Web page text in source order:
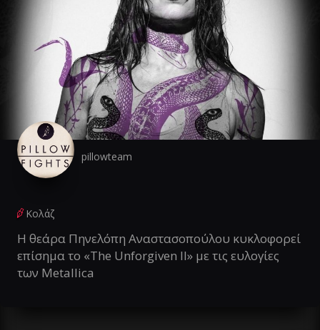
pillowteam
Κολάζ
Η θεάρα Πηνελόπη Αναστασοπούλου κυκλοφορεί
επίσημα το «The Unforgiven II» με τις ευλογίες
των Metallica